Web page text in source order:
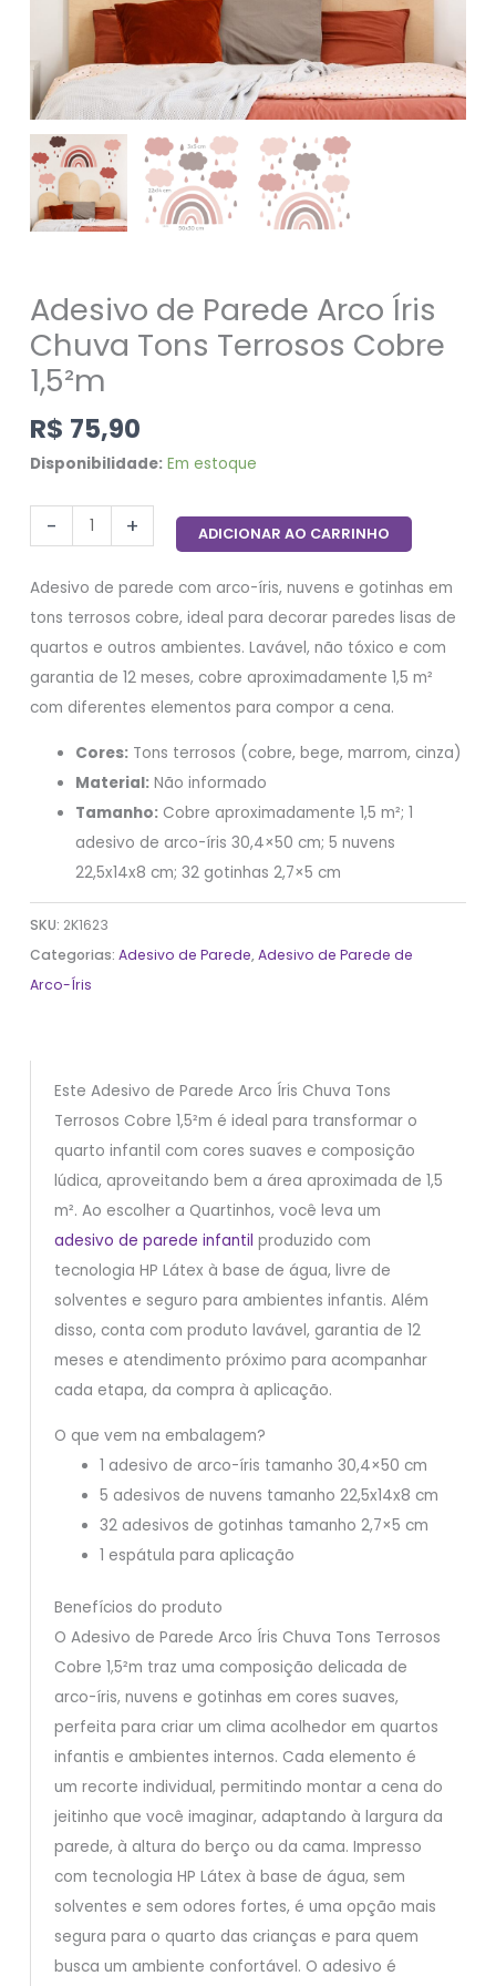
Adesivo de Parede Arco Íris
Chuva Tons Terrosos Cobre
1,5²m
R$ 75,90
Disponibilidade: Em estoque
- + ADICIONAR AO CARRINHO
Adesivo de parede com arco-íris, nuvens e gotinhas em
tons terrosos cobre, ideal para decorar paredes lisas de
quartos e outros ambientes. Lavável, não tóxico e com
garantia de 12 meses, cobre aproximadamente 1,5 m²
com diferentes elementos para compor a cena.
Cores: Tons terrosos (cobre, bege, marrom, cinza)
Material: Não informado
Tamanho: Cobre aproximadamente 1,5 m²; 1
adesivo de arco-íris 30,4×50 cm; 5 nuvens
22,5x14x8 cm; 32 gotinhas 2,7×5 cm
SKU: 2K1623
Categorias:Adesivo de Parede,Adesivo de Parede de
Arco-Íris
Este Adesivo de Parede Arco Íris Chuva Tons
Terrosos Cobre 1,5²m é ideal para transformar o
quarto infantil com cores suaves e composição
lúdica, aproveitando bem a área aproximada de 1,5
m². Ao escolher a Quartinhos, você leva um
adesivo de parede infantil produzido com
tecnologia HP Látex à base de água, livre de
solventes e seguro para ambientes infantis. Além
disso, conta com produto lavável, garantia de 12
meses e atendimento próximo para acompanhar
cada etapa, da compra à aplicação.
O que vem na embalagem?
1 adesivo de arco-íris tamanho 30,4×50 cm
5 adesivos de nuvens tamanho 22,5x14x8 cm
32 adesivos de gotinhas tamanho 2,7×5 cm
1 espátula para aplicação
Benefícios do produto
O Adesivo de Parede Arco Íris Chuva Tons Terrosos
Cobre 1,5²m traz uma composição delicada de
arco-íris, nuvens e gotinhas em cores suaves,
perfeita para criar um clima acolhedor em quartos
infantis e ambientes internos. Cada elemento é
um recorte individual, permitindo montar a cena do
jeitinho que você imaginar, adaptando à largura da
parede, à altura do berço ou da cama. Impresso
com tecnologia HP Látex à base de água, sem
solventes e sem odores fortes, é uma opção mais
segura para o quarto das crianças e para quem
busca um ambiente confortável. O adesivo é